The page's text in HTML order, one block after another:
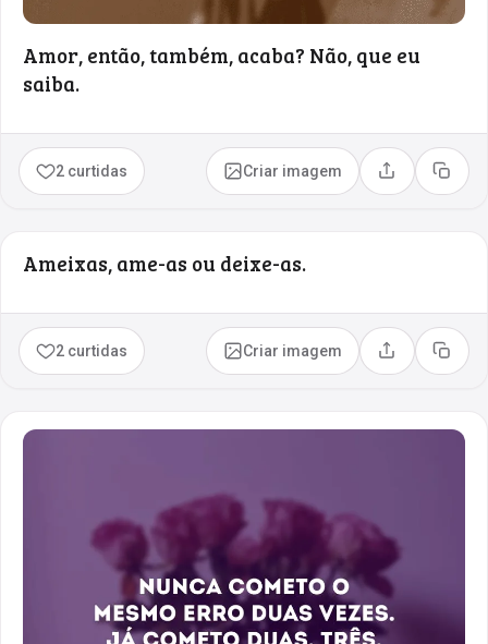
Amor, então, também, acaba? Não, que eu
saiba.
2 curtidas Criar imagem Compartilhar
Copiar
Ameixas, ame-as ou deixe-as.
2 curtidas Criar imagem Compartilhar
Copiar